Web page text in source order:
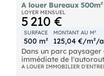
A louer Bureaux
LOYER MENSUEL
5 210 €
SURFACE
500 m²
MONTANT AU M²
125,04 €/m²/
Dans un parc
immédiate de
propose 5 421 m² de
A LOUER IMMOBILIER